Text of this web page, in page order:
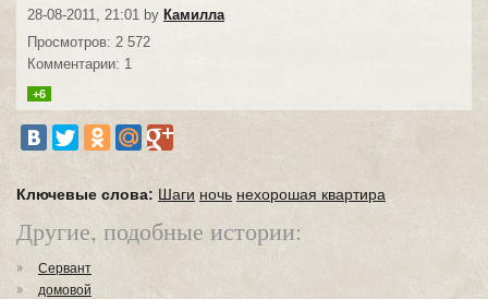
28-08-2011, 21:01 by Камилла
Просмотров: 2 572
Комментарии: 1
+6
Ключевые слова: Шаги ночь нехорошая квартира
Другие, подобные истории:
Сервант
домовой